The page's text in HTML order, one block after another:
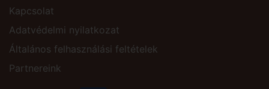
Kapcsolat
Adatvédelmi nyilatkozat
Általános felhasználási feltételek
Partnereink